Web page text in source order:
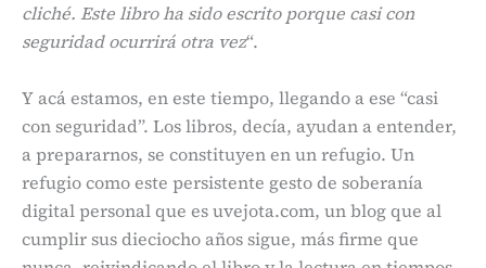
cliché. Este libro ha sido escrito porque casi con
seguridad ocurrirá otra vez“.
Y acá estamos, en este tiempo, llegando a ese “casi
con seguridad”. Los libros, decía, ayudan a entender,
a prepararnos, se constituyen en un refugio. Un
refugio como este persistente gesto de soberanía
digital personal que es uvejota.com, un blog que al
cumplir sus dieciocho años sigue, más firme que